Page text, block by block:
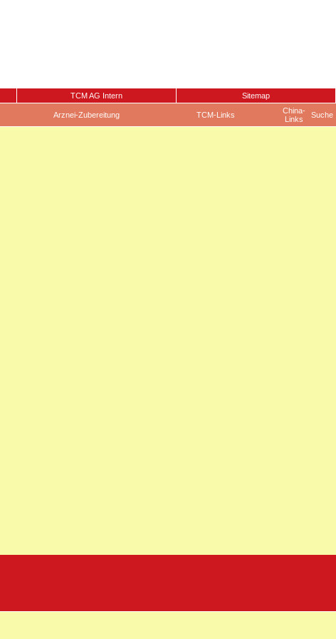
TCM AG Intern Sitemap
Arznei-Zubereitung TCM-Links
China-
Links
Suche